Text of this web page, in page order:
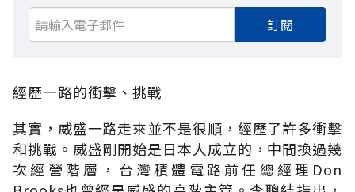
訂閱
經歷一路的衝擊、挑戰
其實，威盛一路走來並不是很順，經歷了許多衝擊
和挑戰。威盛剛開始是日本人成立的，中間換過幾
次經營階層，台灣積體電路前任總經理Don